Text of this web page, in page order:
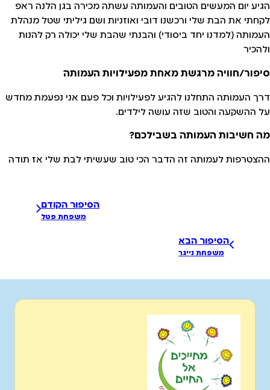
הגיע יום המעשים הטובים והעמותה עשתה מכירה בגן הלנה ראפ
לקחתי את הבת שלי ורכשנו דובי ואוזניות ושם גיליתי שטל מנהלת
העמותה (למדנו יחד ביסודי) והבנתי שהבת שלי יכולה רק להנות
ולהכיר
סיפור/חוויה מרגשת מאחת מפעילויות העמותה
דרך העמותה התחלנו להגיע לפעילויות וכל פעם אני נפעמת מחדש
על ההשקעה והטוב שזה עושה לילדים.
מה חשיבות העמותה בשבילכם?
ההצטרפות לעמותה זה הדבר הכי טוב שעשיתי לבת שלי אז תודה
הסיפור הקודם
משפחת פטל
הסיפור הבא
משפחת נייגר